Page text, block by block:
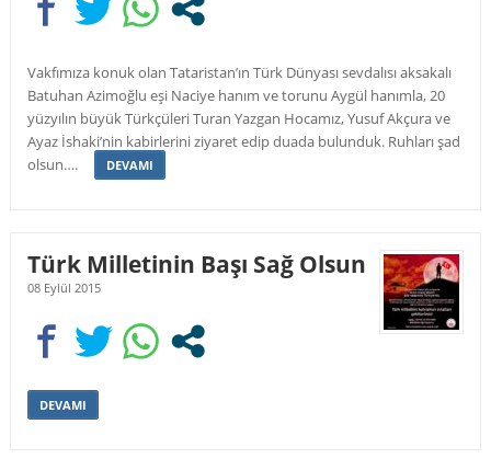
Vakfımıza konuk olan Tataristan’ın Türk Dünyası sevdalısı aksakalı
Batuhan Azimoğlu eşi Naciye hanım ve torunu Aygül hanımla, 20
yüzyılın büyük Türkçüleri Turan Yazgan Hocamız, Yusuf Akçura ve
Ayaz İshaki’nin kabirlerini ziyaret edip duada bulunduk. Ruhları şad
olsun….
DEVAMI
Türk Milletinin Başı Sağ Olsun
08 Eylül 2015
DEVAMI